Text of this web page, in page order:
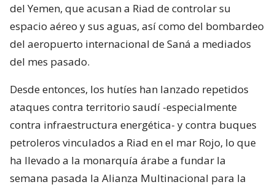
del Yemen, que acusan a Riad de controlar su
espacio aéreo y sus aguas, así como del bombardeo
del aeropuerto internacional de Saná a mediados
del mes pasado.
Desde entonces, los hutíes han lanzado repetidos
ataques contra territorio saudí -especialmente
contra infraestructura energética- y contra buques
petroleros vinculados a Riad en el mar Rojo, lo que
ha llevado a la monarquía árabe a fundar la
semana pasada la Alianza Multinacional para la